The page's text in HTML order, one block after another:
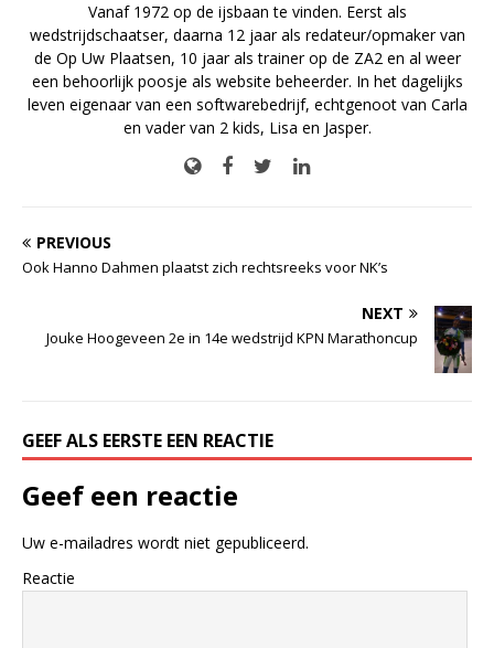
Vanaf 1972 op de ijsbaan te vinden. Eerst als
wedstrijdschaatser, daarna 12 jaar als redateur/opmaker van
de Op Uw Plaatsen, 10 jaar als trainer op de ZA2 en al weer
een behoorlijk poosje als website beheerder. In het dagelijks
leven eigenaar van een softwarebedrijf, echtgenoot van Carla
en vader van 2 kids, Lisa en Jasper.
PREVIOUS
Ook Hanno Dahmen plaatst zich rechtsreeks voor NK’s
NEXT
Jouke Hoogeveen 2e in 14e wedstrijd KPN Marathoncup
GEEF ALS EERSTE EEN REACTIE
Geef een reactie
Uw e-mailadres wordt niet gepubliceerd.
Reactie